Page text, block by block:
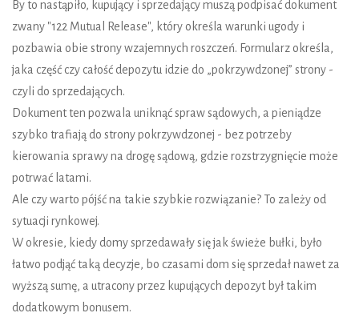
By to nastąpiło, kupujący i sprzedający muszą podpisać dokument
zwany "122 Mutual Release", który określa warunki ugody i
pozbawia obie strony wzajemnych roszczeń. Formularz określa,
jaka część czy całość depozytu idzie do „pokrzywdzonej” strony -
czyli do sprzedających.
Dokument ten pozwala uniknąć spraw sądowych, a pieniądze
szybko trafiają do strony pokrzywdzonej - bez potrzeby
kierowania sprawy na drogę sądową, gdzie rozstrzygnięcie może
potrwać latami.
Ale czy warto pójść na takie szybkie rozwiązanie? To zależy od
sytuacji rynkowej.
W okresie, kiedy domy sprzedawały się jak świeże bułki, było
łatwo podjąć taką decyzje, bo czasami dom się sprzedał nawet za
wyższą sumę, a utracony przez kupujących depozyt był takim
dodatkowym bonusem.